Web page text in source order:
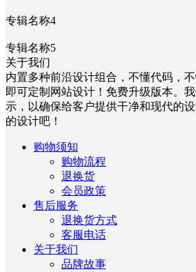
专辑名称4
专辑名称5
关于我们
内置多种前沿设计组合，不懂代码，
即可定制网站设计！免费升级版本。
示，以确保给客户提供干净和现代的
的设计吧！
购物须知
购物流程
退换货
会员政策
售后服务
退换货方式
客服电话
关于我们
品牌故事